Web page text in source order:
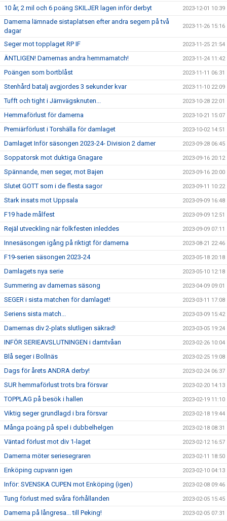
10 år, 2 mil och 6 poäng SKILJER lagen inför derbyt 2023-12-01 10:39
Damerna lämnade sistaplatsen efter andra segern på två
dagar
2023-11-26 15:16
Seger mot topplaget RP IF 2023-11-25 21:54
ÄNTLIGEN! Damernas andra hemmamatch! 2023-11-24 11:42
Poängen som bortblåst 2023-11-11 06:31
Stenhård batalj avgjordes 3 sekunder kvar 2023-11-10 22:09
Tufft och tight i Järnvägsknuten... 2023-10-28 22:01
Hemmaförlust för damerna 2023-10-21 15:07
Premiärförlust i Torshälla för damlaget 2023-10-02 14:51
Damlaget Inför säsongen 2023-24- Division 2 damer 2023-09-28 06:45
Soppatorsk mot duktiga Gnagare 2023-09-16 20:12
Spännande, men seger, mot Bajen 2023-09-16 20:00
Slutet GOTT som i de flesta sagor 2023-09-11 10:22
Stark insats mot Uppsala 2023-09-09 16:48
F19 hade målfest 2023-09-09 12:51
Rejäl utveckling när folkfesten inleddes 2023-09-09 07:11
Innesäsongen igång på riktigt för damerna 2023-08-21 22:46
F19-serien säsongen 2023-24 2023-05-18 20:18
Damlagets nya serie 2023-05-10 12:18
Summering av damernas säsong 2023-04-09 09:01
SEGER i sista matchen för damlaget! 2023-03-11 17:08
Seriens sista match... 2023-03-09 15:42
Damernas div 2-plats slutligen säkrad! 2023-03-05 19:24
INFÖR SERIEAVSLUTNINGEN i damtvåan 2023-02-26 10:04
Blå seger i Bollnäs 2023-02-25 19:08
Dags för årets ANDRA derby! 2023-02-24 06:37
SUR hemmaförlust trots bra försvar 2023-02-20 14:13
TOPPLAG på besök i hallen 2023-02-19 11:10
Viktig seger grundlagd i bra försvar 2023-02-18 19:44
Många poäng på spel i dubbelhelgen 2023-02-18 08:31
Väntad förlust mot div 1-laget 2023-02-12 16:57
Damerna möter seriesegraren 2023-02-11 18:50
Enköping cupvann igen 2023-02-10 04:13
Inför: SVENSKA CUPEN mot Enköping (igen) 2023-02-08 09:46
Tung förlust med svåra förhållanden 2023-02-05 15:45
Damerna på långresa... till Peking! 2023-02-05 07:31